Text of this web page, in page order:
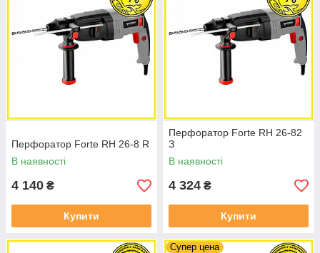
Перфоратор Forte RH 26-8 R
В наявності
4 140 ₴
Купити
Перфоратор Forte RH 26-82
З
В наявності
4 324 ₴
Купити
Супер цена